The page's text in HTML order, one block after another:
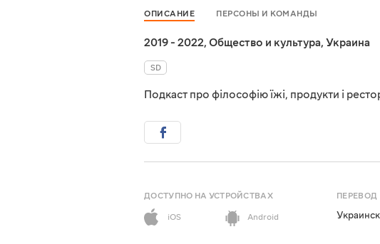
ОПИСАНИЕ ПЕРСОНЫ И КОМАНДЫ
2019 - 2022, Общество и культура, Украина
SD
Подкаст про філософію їжі, продукти і
ДОСТУПНО НА УСТРОЙСТВАХ
iOS
Android
ПЕРЕВОД